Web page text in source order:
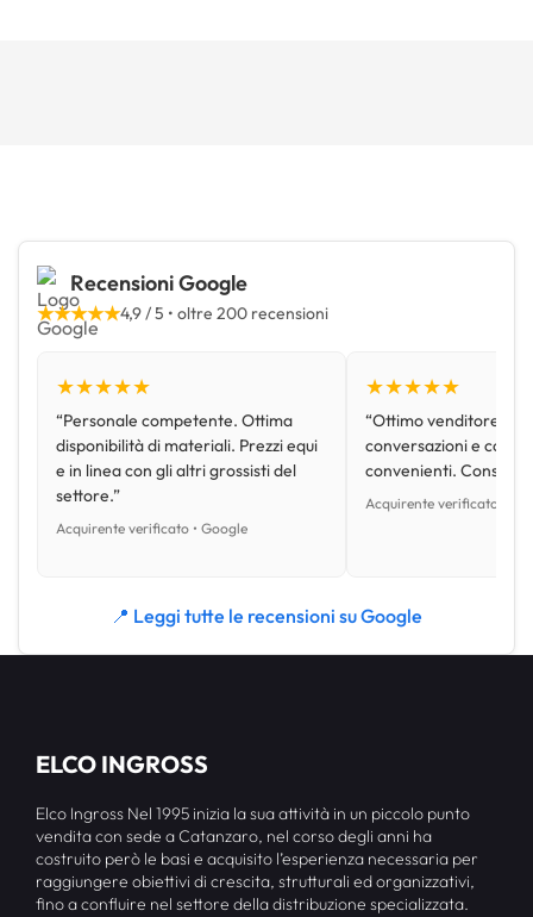
Recensioni Google
★★★★★4,9 / 5 • oltre 200 recensioni
★★★★★
“Personale competente. Ottima
disponibilità di materiali. Prezzi equi
e in linea con gli altri grossisti del
settore.”
Acquirente verificato • Google
★★★★★
“Ottimo venditore,
conversazioni e con
convenienti.
Acquirente verificato •
📍 Leggi tutte le recensioni su Google
ELCO INGROSS
Elco Ingross Nel 1995 inizia la sua attività in un piccolo punto
vendita con sede a Catanzaro, nel corso degli anni ha
costruito però le basi e acquisito l’esperienza necessaria per
raggiungere obiettivi di crescita, strutturali ed organizzativi,
fino a confluire nel settore della distribuzione specializzata.